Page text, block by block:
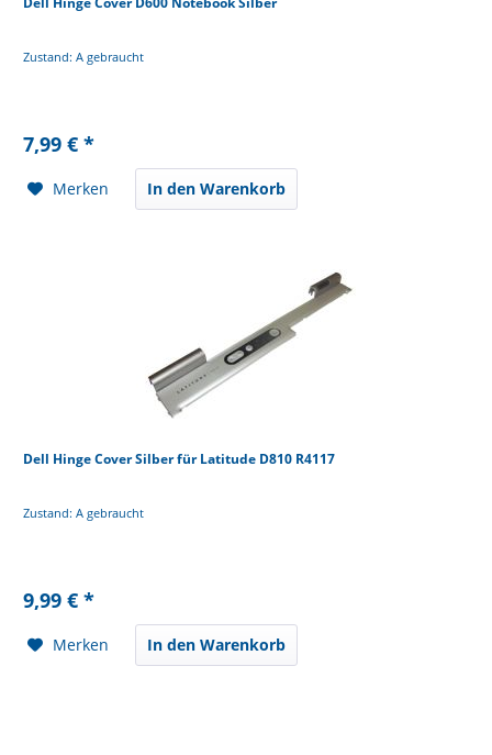
Zustand: A gebraucht
7,99 € *
Merken In den Warenkorb
Dell Hinge Cover Silber für Latitude D810 R4117
Zustand: A gebraucht
9,99 € *
Merken In den Warenkorb